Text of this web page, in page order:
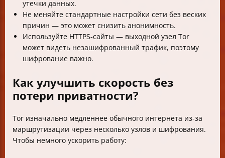
утечки данных.
Не меняйте стандартные настройки сети без веских
причин — это может снизить анонимность.
Используйте HTTPS-сайты — выходной узел Tor
может видеть незашифрованный трафик, поэтому
шифрование важно.
Как улучшить скорость без
потери приватности?
Tor изначально медленнее обычного интернета из-за
маршрутизации через несколько узлов и шифрования.
Чтобы немного ускорить работу: